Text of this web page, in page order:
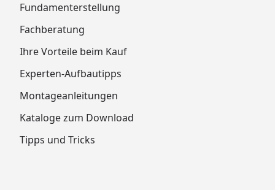
Fundamenterstellung
Fachberatung
Ihre Vorteile beim Kauf
Experten-Aufbautipps
Montageanleitungen
Kataloge zum Download
Tipps und Tricks